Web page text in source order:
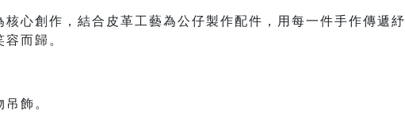
心創作，結合皮革工藝為公仔製作配件，用每一件手作傳遞紓
而歸。
飾。